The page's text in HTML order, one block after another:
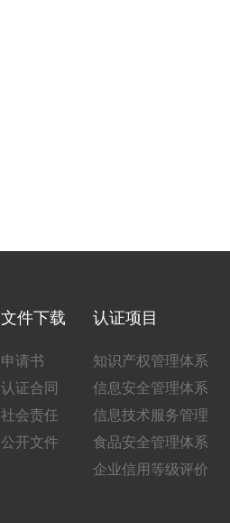
文件下载
申请书
认证合同
社会责任
公开文件
认证项目
知识产权管理体系
信息安全管理体系
信息技术服务管理
食品安全管理体系
企业信用等级评价